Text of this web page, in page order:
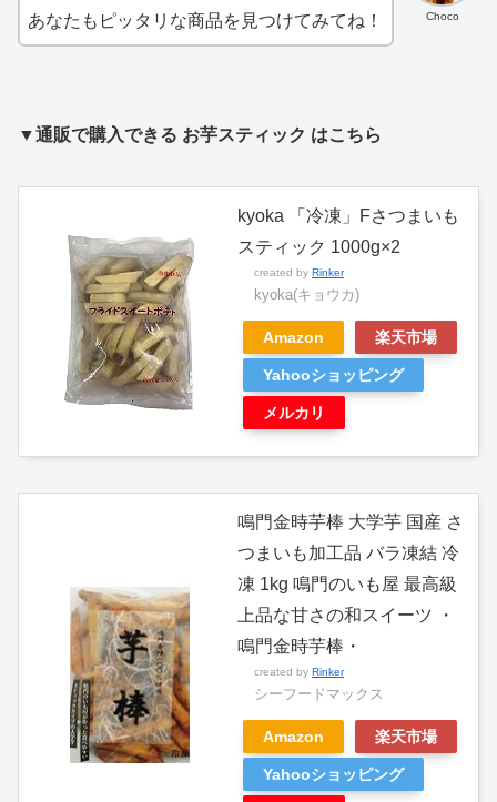
Choco
あなたもピッタリな商品を見つけてみてね！
▼通販で購入できる お芋スティック はこちら
kyoka 「冷凍」Fさつまいも
スティック 1000g×2
created by Rinker
kyoka(キョウカ)
Amazon 楽天市場
Yahooショッピング
メルカリ
鳴門金時芋棒 大学芋 国産 さ
つまいも加工品 バラ凍結 冷
凍 1kg 鳴門のいも屋 最高級
上品な甘さの和スイーツ ・
鳴門金時芋棒・
created by Rinker
シーフードマックス
Amazon 楽天市場
Yahooショッピング